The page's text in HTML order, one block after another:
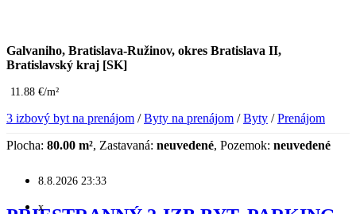
Galvaniho, Bratislava-Ružinov, okres Bratislava II,
Bratislavský kraj [SK]
11.88 €/m²
3 izbový byt na prenájom /Byty na prenájom /Byty /Prenájom
Plocha: 80.00 m², Zastavaná: neuvedené, Pozemok: neuvedené
8.8.2026 23:33
x